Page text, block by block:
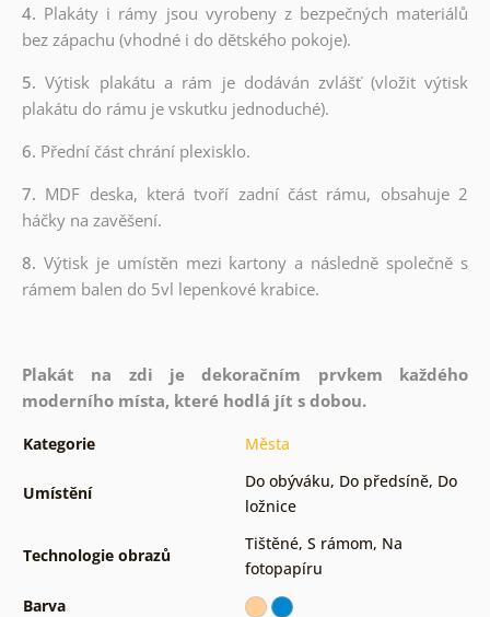
4. Plakáty i rámy jsou vyrobeny z bezpečných materiálů
bez zápachu (vhodné i do dětského pokoje).
5.Výtisk plakátu a rám je dodáván zvlášť (vložit výtisk
plakátu do rámu je vskutku jednoduché).
6. Přední část chrání plexisklo.
7. MDF deska, která tvoří zadní část rámu, obsahuje 2
háčky na zavěšení.
8. Výtisk je umístěn mezi kartony a následně společně s
rámem balen do 5vl lepenkové krabice.
Plakát na zdi je dekoračním prvkem každého
moderního místa, které hodlá jít s dobou.
Kategorie Města
Umístění
Do obýváku, Do předsíně, Do
ložnice
Technologie obrazů
Tištěné, S rámom, Na
fotopapíru
Barva